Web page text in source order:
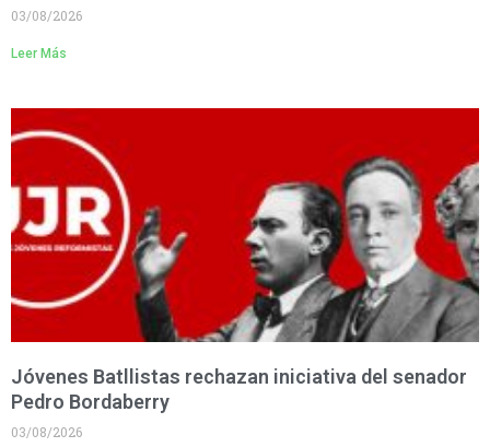
03/08/2026
Leer Más
Jóvenes Batllistas rechazan iniciativa del senador
Pedro Bordaberry
03/08/2026